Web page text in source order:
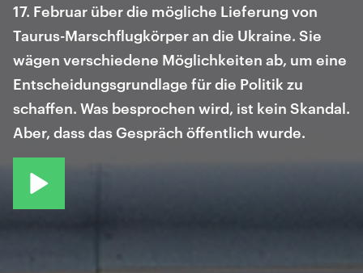
17. Februar über die mögliche Lieferung von
Taurus-Marschflugkörper an die Ukraine. Sie
wägen verschiedene Möglichkeiten ab, um eine
Entscheidungsgrundlage für die Politik zu
schaffen. Was besprochen wird, ist kein Skandal.
Aber, dass das Gespräch öffentlich wurde.